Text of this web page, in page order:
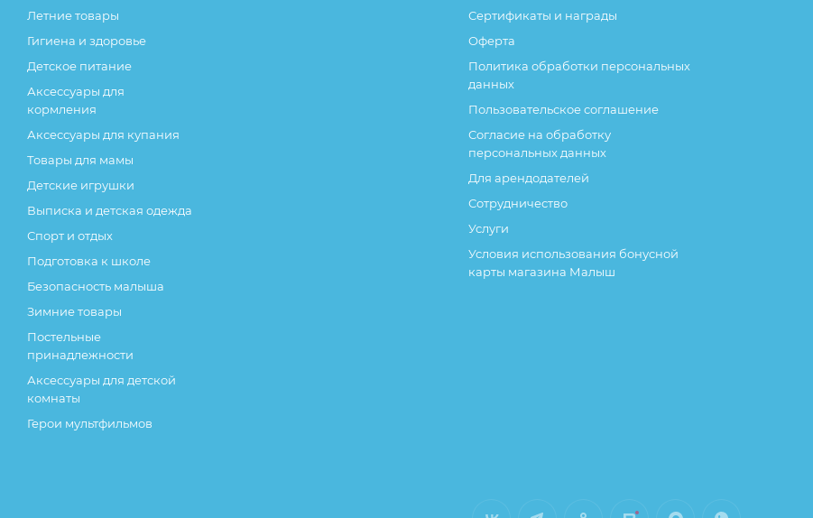
Летние товары
Гигиена и здоровье
Детское питание
Аксессуары для
кормления
Аксессуары для купания
Товары для мамы
Детские игрушки
Выписка и детская одежда
Спорт и отдых
Подготовка к школе
Безопасность малыша
Зимние товары
Постельные
принадлежности
Аксессуары для детской
комнаты
Герои мультфильмов
Сертификаты и награды
Оферта
Политика обработки персональных
данных
Пользовательское соглашение
Согласие на обработку
персональных данных
Для арендодателей
Сотрудничество
Услуги
Условия использования бонусной
карты магазина Малыш